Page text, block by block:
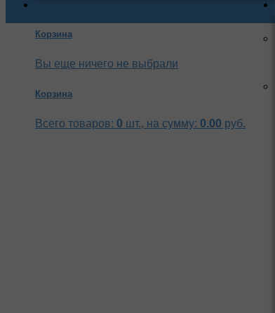
Корзина
Вы еще ничего не выбрали
Корзина
Всего товаров: 0 шт., на сумму: 0.00 руб.